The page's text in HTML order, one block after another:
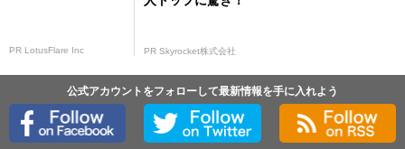
PR LotusFlare Inc PR Skyrocket株式会社
公式アカウントをフォローして最新情報を手に入れよう